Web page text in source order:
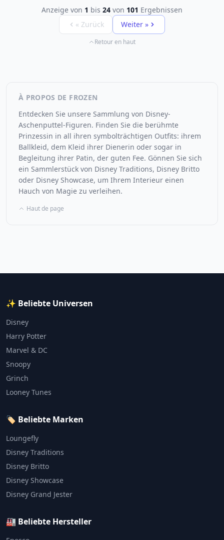
Anzeige von 1 bis 24 von 101 Ergebnissen
« Zurück
Weiter »
Retour en haut
À PROPOS DE FROZEN
Entdecken Sie unsere Sammlung von Disney-
Aschenputtel-Figuren. Finden Sie die berühmte
Prinzessin in all ihren symbolträchtigen Outfits: ihrem
Ballkleid, dem Kleid ihrer Dienerin oder sogar in
Begleitung ihrer Patin, der guten Fee. Gönnen Sie sich
ein Sammlerstück von Disney Traditions, Disney Britto
oder Disney Showcase, um Ihrem Interieur einen
Hauch von Magie zu verleihen.
Haut de page
✨ Beliebte Universen
Disney
Harry Potter
Marvel & DC
Snoopy
Grinch
Looney Tunes
🏷️ Beliebte Marken
Loungefly
Disney Traditions
Disney Britto
Disney Showcase
Disney Grand Jester
🏭 Beliebte Hersteller